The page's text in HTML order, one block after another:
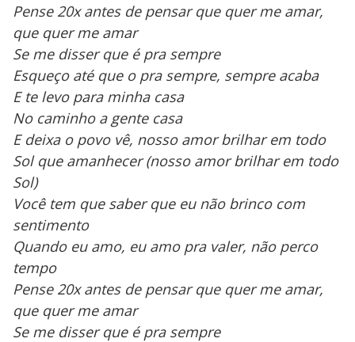
Pense 20x antes de pensar que quer me amar,
que quer me amar
Se me disser que é pra sempre
Esqueço até que o pra sempre, sempre acaba
E te levo para minha casa
No caminho a gente casa
E deixa o povo vê, nosso amor brilhar em todo
Sol que amanhecer (nosso amor brilhar em todo
Sol)
Você tem que saber que eu não brinco com
sentimento
Quando eu amo, eu amo pra valer, não perco
tempo
Pense 20x antes de pensar que quer me amar,
que quer me amar
Se me disser que é pra sempre